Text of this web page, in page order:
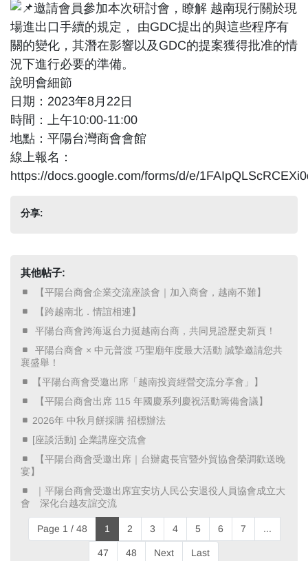
邀請會員參加本次研討會，瞭解 越南現行關於現
場進出口手續的規定， 由GDC提出的與這些程序有
關的變化，其潛在影響以及GDC的提案獲得批准的情
況下進行必要的準備。
說明會細節
日期：2023年8月22日
時間：上午10:00-11:00
地點：平陽台灣商會會館
線上報名：
https://docs.google.com/forms/d/e/
分享:
其他帖子:
​ 【平陽台商會企業交流座談會｜加入商會，越南不難】 ​
​ 【跨越南北．情誼相連】 ​
​ 平陽台商會跨海返台力挺越南台商，共同見證歷史新頁！ ​
​ 平陽台商會 × 中元普渡 巧聖廟年度最大活動 誠摯邀請您共
襄盛舉！ ​
【平陽台商會受邀出席「越南投資經營交流分享會」】
​ 【平陽台商會出席 115 年國慶系列慶祝活動籌備會議】 ​
2026年 中秋月餅採購 招標辦法
[座談活動] 企業講座交流會
​ 【平陽台商會受邀出席｜台辦處長官暨外貿協會榮調歡送晚
宴】 ​
​ ｜平陽台商會受邀出席宜安坊人民公安退役人員協會成立大
會 深化台越友誼交流 ​
Page 1 / 48 1 2 3 4 5 6 7 ...
47 48 Next Last